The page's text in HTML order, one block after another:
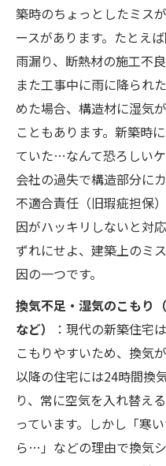
築時のちょっとしたミス
ースがあります。たとえ
雨漏り、断熱材の施工不
また工事中に雨に降られ
めた場合、構造材に湿気
こともあります。新築時
ていた…なんて恐ろしい
会社の過失で構造部分に
不適合責任（旧瑕疵担保
因がハッキリしないと対
ずれにせよ、建築上のミ
因の一つです。
換気不足・湿気のこもり
など）
：現代の新築住宅
こもりやすいため、換気
以降の住宅には24時間換
り、常に空気を入れ替え
っています。しかし「寒
ら…」などの理由で換気